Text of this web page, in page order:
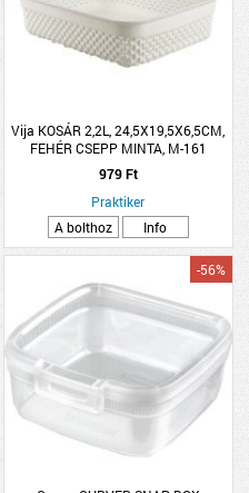
Vija KOSÁR 2,2L, 24,5X19,5X6,5CM,
FEHÉR CSEPP MINTA, M-161
979 Ft
Praktiker
A bolthoz
Info
-56%